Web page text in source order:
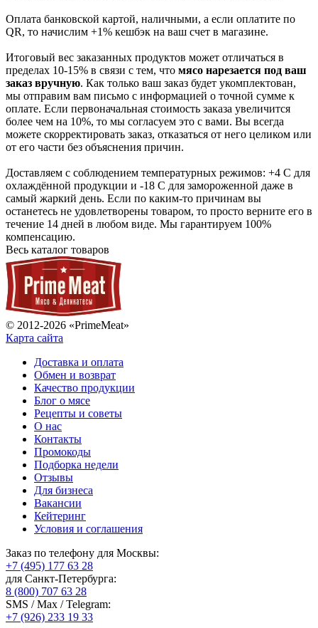
Оплата банковской картой, наличными, а если оплатите по
QR, то начислим +1% кешбэк на ваш счет в магазине.
Итоговый вес заказанных продуктов может отличаться в
пределах 10-15% в связи с тем, что мясо нарезается под ваш
заказ вручную. Как только ваш заказ будет укомплектован,
мы отправим вам письмо с информацией о точной сумме к
оплате. Если первоначальная стоимость заказа увеличится
более чем на 10%, то мы согласуем это с вами. Вы всегда
можете скорректировать заказ, отказаться от него целиком или
от его части без объяснения причин.
Доставляем с соблюдением температурных режимов: +4 С для
охлаждённой продукции и -18 С для замороженной даже в
самый жаркий день. Если по каким-то причинам вы
останетесь не удовлетворены товаром, то просто верните его в
течение 14 дней в любом виде. Мы гарантируем 100%
компенсацию.
Весь каталог товаров
© 2012-2026 «PrimeMeat»
Карта сайта
Доставка и оплата
Обмен и возврат
Качество продукции
Блог о мясе
Рецепты и советы
О нас
Контакты
Промокоды
Подборка недели
Отзывы
Для бизнеса
Вакансии
Кейтеринг
Условия и соглашения
Заказ по телефону для Москвы:
+7 (495) 177 63 28
для Санкт-Петербурга:
8 (800) 707 63 28
SMS / Max / Telegram:
+7 (926) 233 19 33